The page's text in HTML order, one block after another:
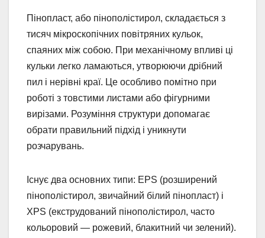
Пінопласт, або пінополістирол, складається з
тисяч мікроскопічних повітряних кульок,
спаяних між собою. При механічному впливі ці
кульки легко ламаються, утворюючи дрібний
пил і нерівні краї. Це особливо помітно при
роботі з товстими листами або фігурними
вирізами. Розуміння структури допомагає
обрати правильний підхід і уникнути
розчарувань.
Існує два основних типи: EPS (розширений
пінополістирол, звичайний білий пінопласт) і
XPS (екструдований пінополістирол, часто
кольоровий — рожевий, блакитний чи зелений).